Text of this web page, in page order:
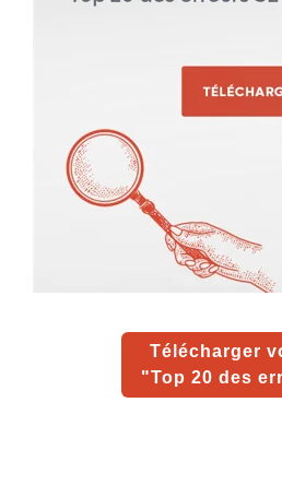
Télécharger
"Top 20 des